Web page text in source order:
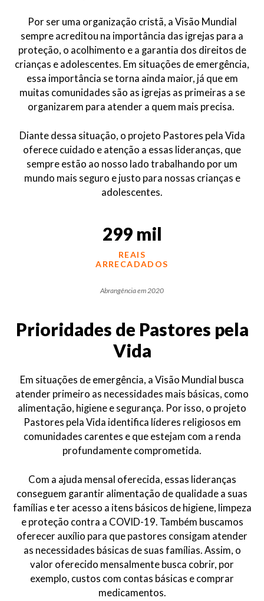
Por ser uma organização cristã, a Visão Mundial
sempre acreditou na importância das igrejas para a
proteção, o acolhimento e a garantia dos direitos de
crianças e adolescentes. Em situações de emergência,
essa importância se torna ainda maior, já que em
muitas comunidades são as igrejas as primeiras a se
organizarem para atender a quem mais precisa.
Diante dessa situação, o projeto Pastores pela Vida
oferece cuidado e atenção a essas lideranças, que
sempre estão ao nosso lado trabalhando por um
mundo mais seguro e justo para nossas crianças e
adolescentes.
299 mil
REAIS
ARRECADADOS
Abrangência em 2020
Prioridades de Pastores pela
Vida
Em situações de emergência, a Visão Mundial busca
atender primeiro as necessidades mais básicas, como
alimentação, higiene e segurança. Por isso, o projeto
Pastores pela Vida identifica líderes religiosos em
comunidades carentes e que estejam com a renda
profundamente comprometida.
Com a ajuda mensal oferecida, essas lideranças
conseguem garantir alimentação de qualidade a suas
famílias e ter acesso a itens básicos de higiene, limpeza
e proteção contra a COVID-19. Também buscamos
oferecer auxílio para que pastores consigam atender
as necessidades básicas de suas famílias. Assim, o
valor oferecido mensalmente busca cobrir, por
exemplo, custos com contas básicas e comprar
medicamentos.